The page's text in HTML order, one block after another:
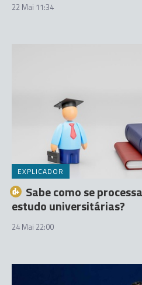
22 Mai 11:34
EXPLICADOR
Sabe como se
estudo universitárias?
24 Mai 22:00